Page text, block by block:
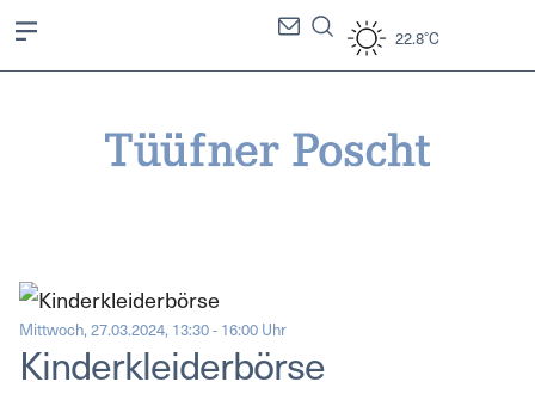
22.8°C
Mittwoch, 27.03.2024, 13:30 - 16:00 Uhr
Kinderkleiderbörse